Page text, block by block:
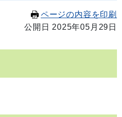
ページの内容を印刷
公開日 2025年05月29日